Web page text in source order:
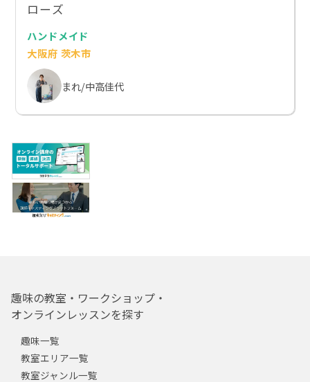
ローズ
ハンドメイド
大阪府 茨木市
まれ/中高佳代
趣味の教室・ワークショップ・
オンラインレッスンを探す
趣味一覧
教室エリア一覧
教室ジャンル一覧